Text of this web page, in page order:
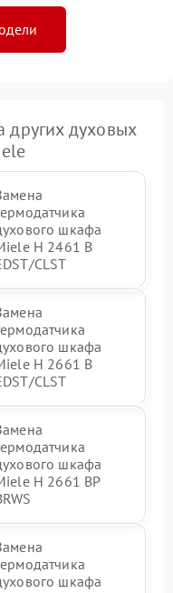
других духовых
шкафа
H 2461 B
CLST
шкафа
H 2661 B
CLST
шкафа
H 2661 BP
шкафа